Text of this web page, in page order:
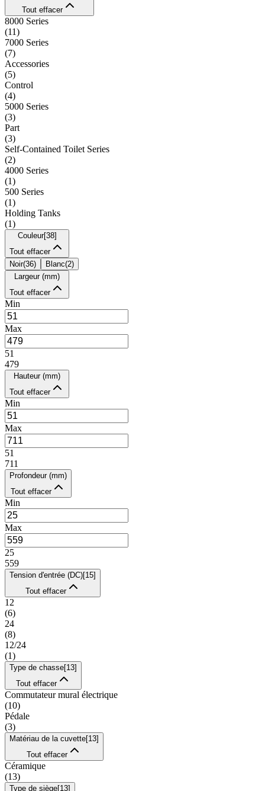
Tout effacer
8000 Series
(11)
7000 Series
(7)
Accessories
(5)
Control
(4)
5000 Series
(3)
Part
(3)
Self-Contained Toilet Series
(2)
4000 Series
(1)
500 Series
(1)
Holding Tanks
(1)
Couleur[38]
Tout effacer
Noir(36) Blanc(2)
Largeur (mm)
Tout effacer
Min
Max
51
479
Hauteur (mm)
Tout effacer
Min
Max
51
711
Profondeur (mm)
Tout effacer
Min
Max
25
559
Tension d'entrée (DC)[15]
Tout effacer
12
(6)
24
(8)
12/24
(1)
Type de chasse[13]
Tout effacer
Commutateur mural électrique
(10)
Pédale
(3)
Matériau de la cuvette[13]
Tout effacer
Céramique
(13)
Type de siège[13]